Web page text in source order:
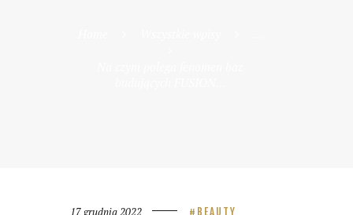
17 grudnia 2022 BEAUTY